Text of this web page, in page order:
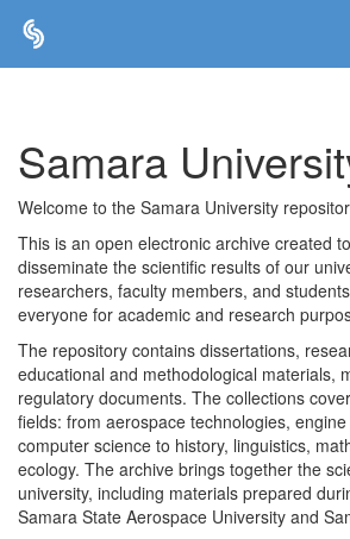
Samara
Welcome to the Samara University
This is an open electronic archive created
disseminate the scientific results of our
researchers, faculty members, and
everyone for academic and research
The repository contains dissertations,
educational and methodological materials,
regulatory documents. The collections
fields: from aerospace technologies,
computer science to history, linguistics,
ecology. The archive brings together the
university, including materials prepared
Samara State Aerospace University and